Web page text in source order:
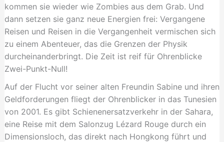
kommen sie wieder wie Zombies aus dem Grab. Und
dann setzen sie ganz neue Energien frei: Vergangene
Reisen und Reisen in die Vergangenheit vermischen sich
zu einem Abenteuer, das die Grenzen der Physik
durcheinanderbringt. Die Zeit ist reif für Ohrenblicke
Zwei-Punkt-Null!
Auf der Flucht vor seiner alten Freundin Sabine und ihren
Geldforderungen fliegt der Ohrenblicker in das Tunesien
von 2001. Es gibt Schienenersatzverkehr in der Sahara,
eine Reise mit dem Salonzug Lézard Rouge durch ein
Dimensionsloch, das direkt nach Hongkong führt und